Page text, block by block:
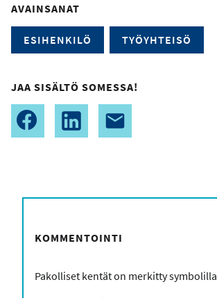
AVAINSANAT
ESIHENKILÖ TYÖYHTEISÖ
JAA SISÄLTÖ SOMESSA!
KOMMENTOINTI
Pakolliset kentät on merkitty symbolilla